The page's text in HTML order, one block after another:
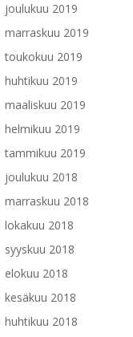
joulukuu 2019
marraskuu 2019
toukokuu 2019
huhtikuu 2019
maaliskuu 2019
helmikuu 2019
tammikuu 2019
joulukuu 2018
marraskuu 2018
lokakuu 2018
syyskuu 2018
elokuu 2018
kesäkuu 2018
huhtikuu 2018